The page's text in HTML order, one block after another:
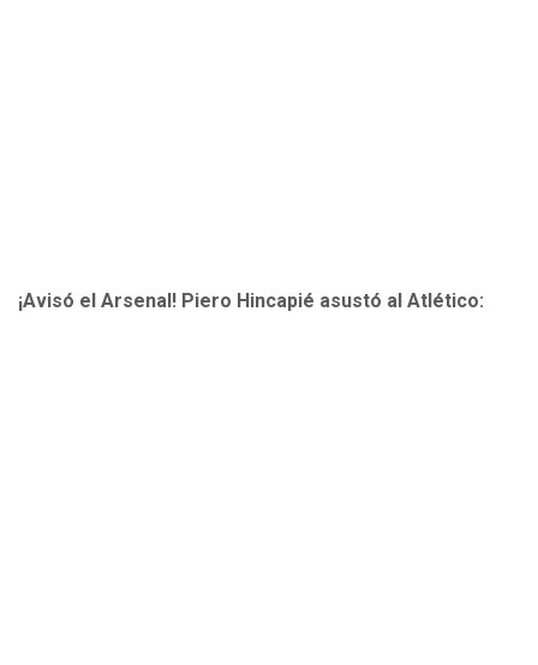
¡Avisó el Arsenal! Piero Hincapié asustó al Atlético: